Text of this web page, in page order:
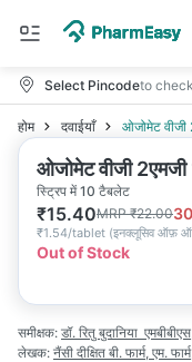
Select Pincodeto
होम दवाईयाँ ओजोमेट वीजी
ओजोमेट वीजी
स्ट्रिप में 10 टैबलेट
₹15.40MRP₹22.0030
₹1.54/tablet (इनक्लूसिव ऑफ़
Out of Stock
समीक्षक: डॉ. रितु बुदानिया
लेखक: नैंसी दीक्षित बी. फार्म, एम. फार्म